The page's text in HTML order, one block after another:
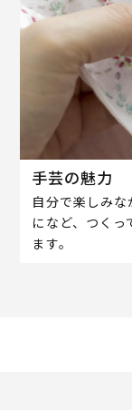
手芸の魅力
自分で楽しみ
になど、つく
ます。